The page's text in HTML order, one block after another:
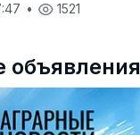
• 1521
объявления